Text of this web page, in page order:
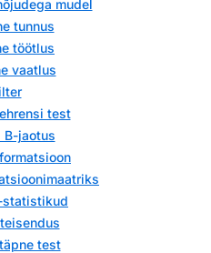
mudel
tunnus
töötlus
vaatlus
test
B-jaotus
statistikud
test